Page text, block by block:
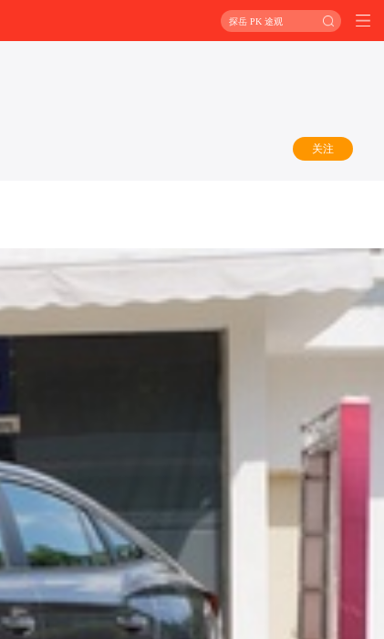
探岳 PK 途观
关注